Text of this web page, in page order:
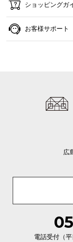
ショッピングガ
お客様サポート
広
電話受付（